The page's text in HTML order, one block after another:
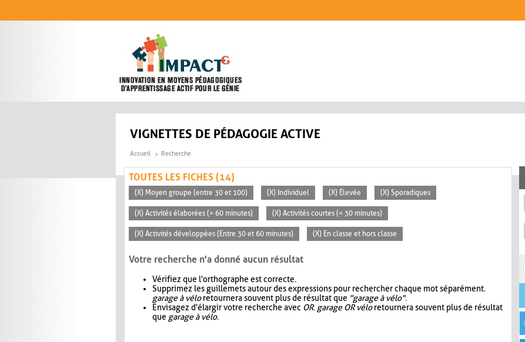
VIGNETTES DE PÉDAGOGIE ACTIVE
Accueil Recherche
TOUTES LES FICHES (14)
(X) Moyen groupe (entre 30 et 100) (X) Individuel (X) Élevée (X) Sporadiques
(X) Activités élaborées (> 60 minutes) (X) Activités courtes (< 30 minutes)
(X) Activités développées (Entre 30 et 60 minutes) (X) En classe et hors classe
Votre recherche n'a donné aucun résultat
Vérifiez que l'orthographe est correcte.
Supprimez les guillemets autour des expressions pour rechercher chaque mot séparément.
garage à véloretournera souvent plus de résultat que "garage à vélo".
Envisagez d'élargir votre recherche avec OR. garage OR véloretournera souvent plus de résultat
que garage à vélo.